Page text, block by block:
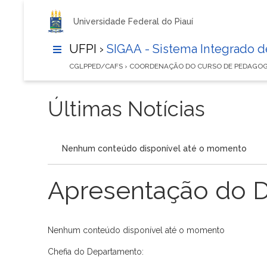
Universidade Federal do Piauí
UFPI › SIGAA - Sistema Integrado
CGLPPED/CAFS › COORDENAÇÃO DO CURSO DE
Últimas Notícias
Nenhum conteúdo disponível até o momento
Apresentação do
Nenhum conteúdo disponível até o momento
Chefia do Departamento: